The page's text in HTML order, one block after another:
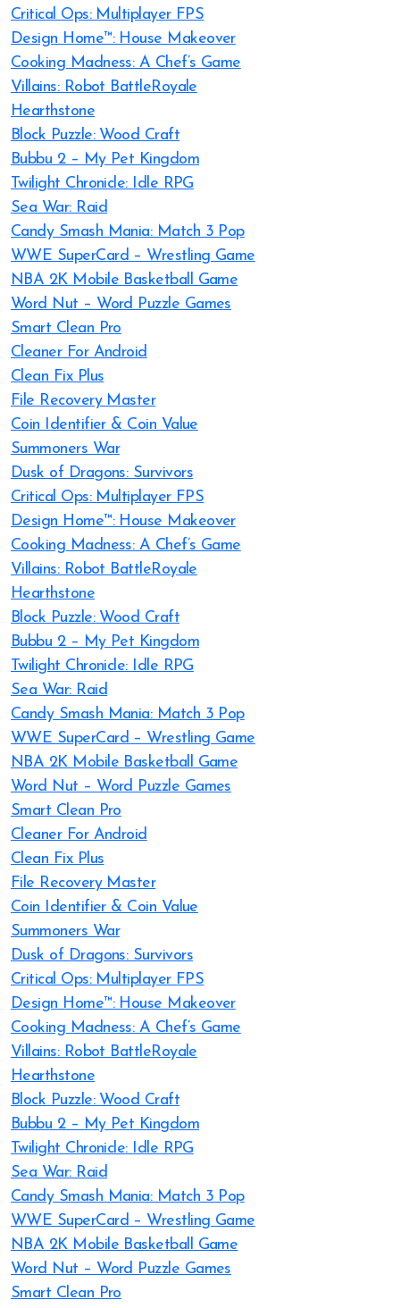
Critical Ops: Multiplayer FPS
Design Home™: House Makeover
Cooking Madness: A Chef’s Game
Villains: Robot BattleRoyale
Hearthstone
Block Puzzle: Wood Craft
Bubbu 2 – My Pet Kingdom
Twilight Chronicle: Idle RPG
Sea War: Raid
Candy Smash Mania: Match 3 Pop
WWE SuperCard – Wrestling Game
NBA 2K Mobile Basketball Game
Word Nut – Word Puzzle Games
Smart Clean Pro
Cleaner For Android
Clean Fix Plus
File Recovery Master
Coin Identifier & Coin Value
Summoners War
Dusk of Dragons: Survivors
Critical Ops: Multiplayer FPS
Design Home™: House Makeover
Cooking Madness: A Chef’s Game
Villains: Robot BattleRoyale
Hearthstone
Block Puzzle: Wood Craft
Bubbu 2 – My Pet Kingdom
Twilight Chronicle: Idle RPG
Sea War: Raid
Candy Smash Mania: Match 3 Pop
WWE SuperCard – Wrestling Game
NBA 2K Mobile Basketball Game
Word Nut – Word Puzzle Games
Smart Clean Pro
Cleaner For Android
Clean Fix Plus
File Recovery Master
Coin Identifier & Coin Value
Summoners War
Dusk of Dragons: Survivors
Critical Ops: Multiplayer FPS
Design Home™: House Makeover
Cooking Madness: A Chef’s Game
Villains: Robot BattleRoyale
Hearthstone
Block Puzzle: Wood Craft
Bubbu 2 – My Pet Kingdom
Twilight Chronicle: Idle RPG
Sea War: Raid
Candy Smash Mania: Match 3 Pop
WWE SuperCard – Wrestling Game
NBA 2K Mobile Basketball Game
Word Nut – Word Puzzle Games
Smart Clean Pro